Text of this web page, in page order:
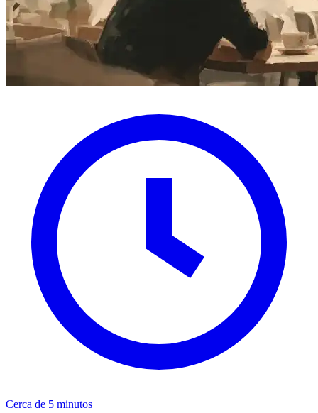
Cerca de 5 minutos